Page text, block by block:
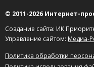
© 2011-2026 Интернет-
Создание сайта: ИК
Управление сайтом: Медиа-
Политика обработки